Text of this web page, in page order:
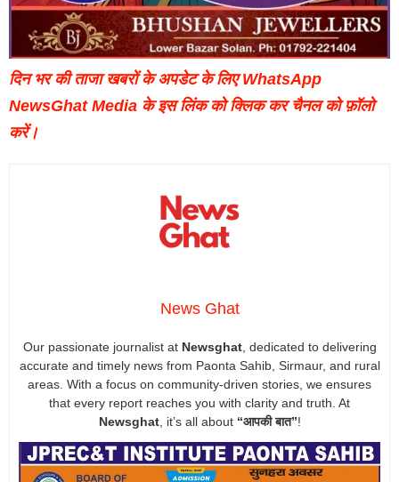
दिन भर की ताजा खबरों के अपडेट के लिए WhatsApp
NewsGhat Media के इस लिंक को क्लिक कर चैनल को फ़ॉलो
करें।
News Ghat
Our passionate journalist at Newsghat, dedicated to delivering
accurate and timely news from Paonta Sahib, Sirmaur, and rural
areas. With a focus on community-driven stories, we ensures
that every report reaches you with clarity and truth. At
Newsghat, it’s all about “आपकी बात”!